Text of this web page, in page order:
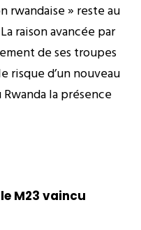
rwandaise » reste au
raison avancée par
de ses troupes
risque d’un nouveau
la présence
M23 vaincu